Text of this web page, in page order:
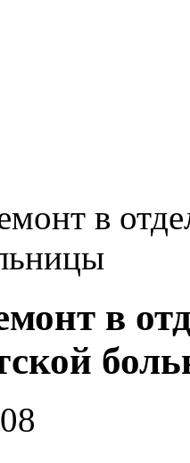
в
в